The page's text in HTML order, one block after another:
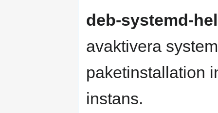
deb-systemd-
avaktivera
paketinstallation
instans.